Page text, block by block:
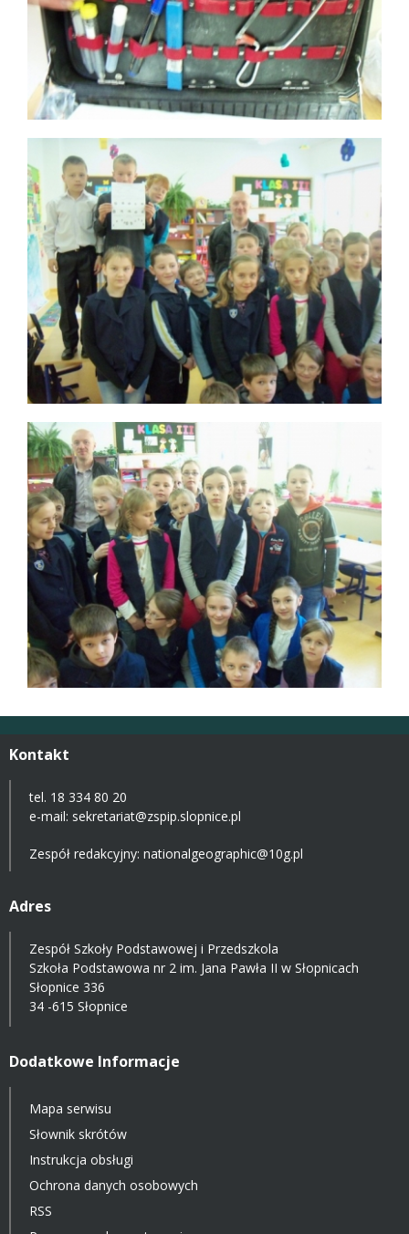
Kontakt
tel. 18 334 80 20
e-mail: sekretariat@zspip.slopnice.pl
Zespół redakcyjny: nationalgeographic@10g.pl
Adres
Zespół Szkoły Podstawowej i Przedszkola
Szkoła Podstawowa nr 2 im. Jana Pawła II w Słopnicach
Słopnice 336
34 -615 Słopnice
Dodatkowe Informacje
Mapa serwisu
Słownik skrótów
Instrukcja obsługi
Ochrona danych osobowych
RSS